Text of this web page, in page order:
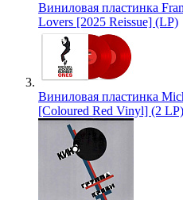
Виниловая пластинка
Lovers [2025 Reissue] (LP)
Виниловая пластинка
[Coloured Red Vinyl] (2 LP)